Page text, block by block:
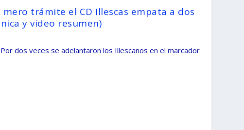
trámite el CD Illescas empata a dos
y video resumen)
dos veces se adelantaron los Illescanos en el marcador